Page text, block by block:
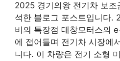
2025 경기의왕 전기차 보
석한 블로그 포스트입니다.
비의 특장점 대창모터스의
에 접어들며 전기차 시장에
니다. 이 차량은 전기 소형